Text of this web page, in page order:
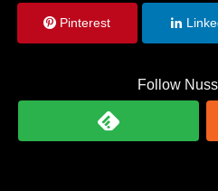
Pinterest
Follow